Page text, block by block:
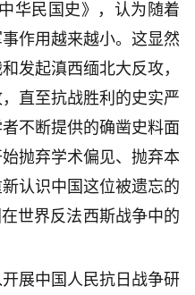
华民国史》，认为随着
作用越来越小。这显然
发起滇西缅北大反攻，
直至抗战胜利的史实严
不断提供的确凿史料面
抛弃学术偏见、抛弃本
认识中国这位被遗忘的
世界反法西斯战争中的
展中国人民抗日战争研